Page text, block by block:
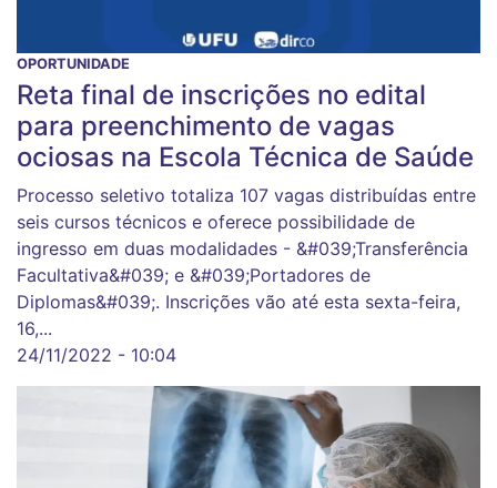
OPORTUNIDADE
Reta final de inscrições no edital
para preenchimento de vagas
ociosas na Escola Técnica de Saúde
Processo seletivo totaliza 107 vagas distribuídas entre
seis cursos técnicos e oferece possibilidade de
ingresso em duas modalidades - &#039;Transferência
Facultativa&#039; e &#039;Portadores de
Diplomas&#039;. Inscrições vão até esta sexta-feira,
16,...
24/11/2022 - 10:04